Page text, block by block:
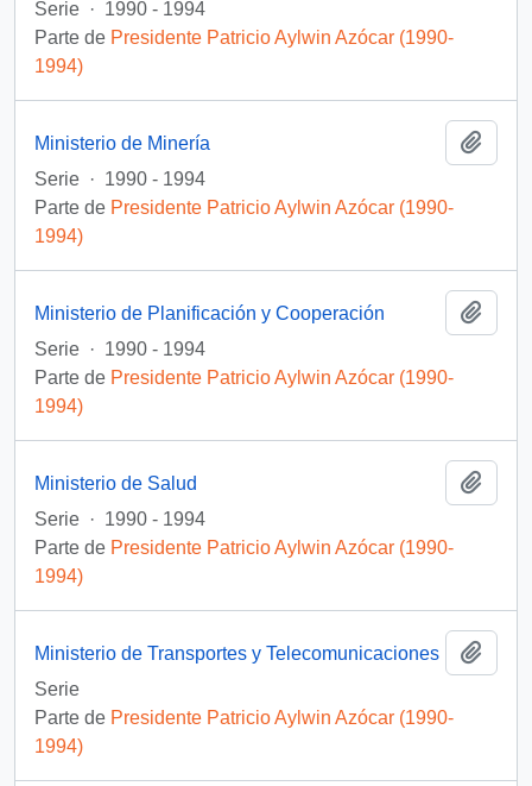
Serie · 1990 - 1994
Parte de Presidente Patricio Aylwin Azócar (1990-
1994)
Ministerio de Minería
Serie · 1990 - 1994
Parte de Presidente Patricio Aylwin Azócar (1990-
1994)
Ministerio de Planificación y Cooperación
Serie · 1990 - 1994
Parte de Presidente Patricio Aylwin Azócar (1990-
1994)
Ministerio de Salud
Serie · 1990 - 1994
Parte de Presidente Patricio Aylwin Azócar (1990-
1994)
Ministerio de Transportes y Telecomunicaciones
Serie
Parte de Presidente Patricio Aylwin Azócar (1990-
1994)